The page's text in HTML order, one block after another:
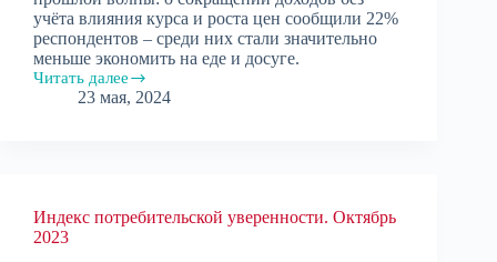
учёта влияния курса и роста цен сообщили 22%
респондентов – среди них стали значительно
меньше экономить на еде и досуге.
Читать далее
Индекс
потребительской
23 мая, 2024
Индекс потребительской уверенности. Октябрь
2023